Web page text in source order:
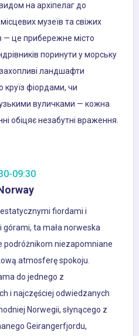
на архіпелаг до
музеїв та свіжих
— це прибережне місто
поринути у морську
ландшафти
круїз фіордами, чи
вуличками — кожна
обіцяє незабутні враження.
09:30
fiordami i
ta mała norweska
podróżnikom niezapomniane
atmosferę spokoju.
do jednego z
i najczęściej odwiedzanych
Norwegii, słynącego z
Geirangerfjordu,